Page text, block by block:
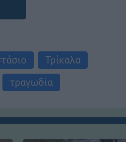
Τρίκαλα
τραγωδία